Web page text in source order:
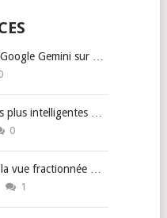
Gemini sur …
plus intelligentes …
0
vue fractionnée …
1